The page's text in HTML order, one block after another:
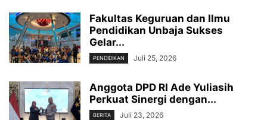
Fakultas Keguruan dan Ilmu
Pendidikan Unbaja Sukses
Gelar...
PENDIDIKAN Juli 25, 2026
Anggota DPD RI Ade Yuliasih
Perkuat Sinergi dengan...
BERITA Juli 23, 2026